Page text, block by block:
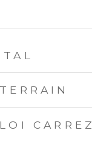
CARREZ